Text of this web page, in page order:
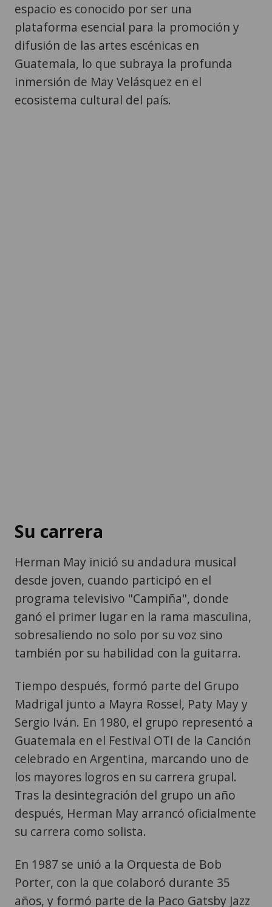
espacio es conocido por ser una
plataforma esencial para la promoción y
difusión de las artes escénicas en
Guatemala, lo que subraya la profunda
inmersión de May Velásquez en el
ecosistema cultural del país.
Su carrera
Herman May inició su andadura musical
desde joven, cuando participó en el
programa televisivo "Campiña", donde
ganó el primer lugar en la rama masculina,
sobresaliendo no solo por su voz sino
también por su habilidad con la guitarra.
Tiempo después, formó parte del Grupo
Madrigal junto a Mayra Rossel, Paty May y
Sergio Iván. En 1980, el grupo representó a
Guatemala en el Festival OTI de la Canción
celebrado en Argentina, marcando uno de
los mayores logros en su carrera grupal.
Tras la desintegración del grupo un año
después, Herman May arrancó oficialmente
su carrera como solista.
En 1987 se unió a la Orquesta de Bob
Porter, con la que colaboró durante 35
años, y formó parte de la Paco Gatsby Jazz